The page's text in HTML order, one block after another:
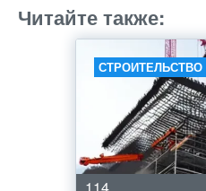
Читайте также:
СТРОИТЕЛЬСТВО